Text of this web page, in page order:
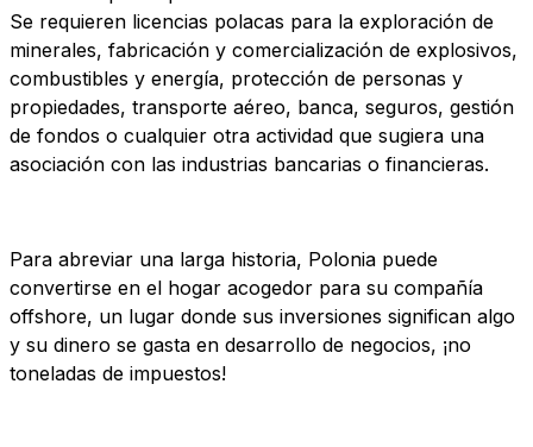
Se requieren licencias polacas para la exploración de
minerales, fabricación y comercialización de explosivos,
combustibles y energía, protección de personas y
propiedades, transporte aéreo, banca, seguros, gestión
de fondos o cualquier otra actividad que sugiera una
asociación con las industrias bancarias o financieras.
Para abreviar una larga historia, Polonia puede
convertirse en el hogar acogedor para su compañía
offshore, un lugar donde sus inversiones significan algo
y su dinero se gasta en desarrollo de negocios, ¡no
toneladas de impuestos!